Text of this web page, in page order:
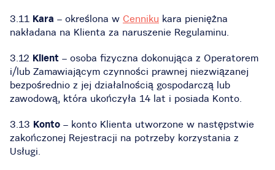
3.11 Kara – określona w Cenniku kara pieniężna
nakładana na Klienta za naruszenie Regulaminu.
3.12 Klient – osoba fizyczna dokonująca z Operatorem
i/lub Zamawiającym czynności prawnej niezwiązanej
bezpośrednio z jej działalnością gospodarczą lub
zawodową, która ukończyła 14 lat i posiada Konto.
3.13 Konto – konto Klienta utworzone w następstwie
zakończonej Rejestracji na potrzeby korzystania z
Usługi.